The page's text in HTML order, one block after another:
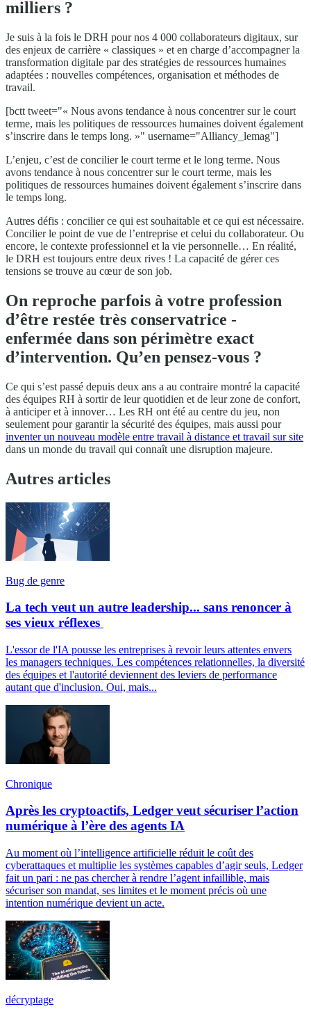
milliers ?
Je suis à la fois le DRH pour nos 4 000 collaborateurs digitaux, sur
des enjeux de carrière « classiques » et en charge d’accompagner la
transformation digitale par des stratégies de ressources humaines
adaptées : nouvelles compétences, organisation et méthodes de
travail.
[bctt tweet="« Nous avons tendance à nous concentrer sur le court
terme, mais les politiques de ressources humaines doivent également
s’inscrire dans le temps long. »" username="Alliancy_lemag"]
L’enjeu, c’est de concilier le court terme et le long terme. Nous
avons tendance à nous concentrer sur le court terme, mais les
politiques de ressources humaines doivent également s’inscrire dans
le temps long.
Autres défis : concilier ce qui est souhaitable et ce qui est nécessaire.
Concilier le point de vue de l’entreprise et celui du collaborateur. Ou
encore, le contexte professionnel et la vie personnelle… En réalité,
le DRH est toujours entre deux rives ! La capacité de gérer ces
tensions se trouve au cœur de son job.
On reproche parfois à votre profession
d’être restée très conservatrice -
enfermée dans son périmètre exact
d’intervention. Qu’en pensez-vous ?
Ce qui s’est passé depuis deux ans a au contraire montré la capacité
des équipes RH à sortir de leur quotidien et de leur zone de confort,
à anticiper et à innover… Les RH ont été au centre du jeu, non
seulement pour garantir la sécurité des équipes, mais aussi pour
inventer un nouveau modèle entre travail à distance et travail sur site
dans un monde du travail qui connaît une disruption majeure.
Autres articles
Bug de genre
La tech veut un autre leadership... sans renoncer à
ses vieux réflexes
L'essor de l'IA pousse les entreprises à revoir leurs attentes envers
les managers techniques. Les compétences relationnelles, la diversité
des équipes et l'autorité deviennent des leviers de performance
autant que d'inclusion. Oui, mais...
Chronique
Après les cryptoactifs, Ledger veut sécuriser l’action
numérique à l’ère des agents IA
Au moment où l’intelligence artificielle réduit le coût des
cyberattaques et multiplie les systèmes capables d’agir seuls, Ledger
fait un pari : ne pas chercher à rendre l’agent infaillible, mais
sécuriser son mandat, ses limites et le moment précis où une
intention numérique devient un acte.
décryptage